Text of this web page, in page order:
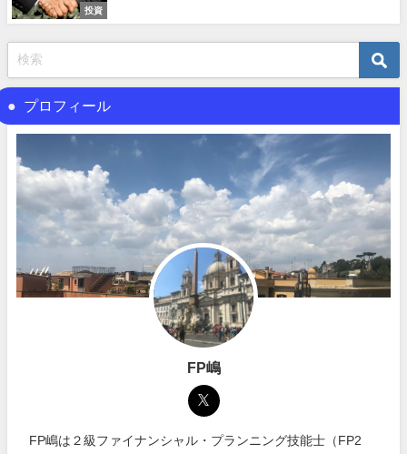
投資
プロフィール
FP嶋
FP嶋は２級ファイナンシャル・プランニング技能士（FP2